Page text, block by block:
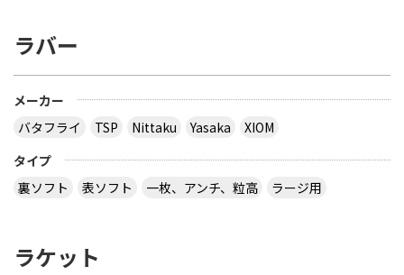
ラバー
メーカー
バタフライ
TSP Nittaku Yasaka
XIOM
タイプ
裏ソフト
表ソフト 一枚、アンチ、粒高 ラージ用
ラケット